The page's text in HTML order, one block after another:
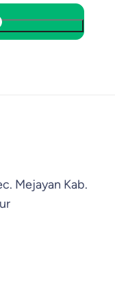
Mejayan Kab.